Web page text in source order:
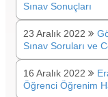
Sınav Sonuçları
23 Aralık 2022
Sınav Soruları ve
16 Aralık 2022
Öğrenci Öğrenim